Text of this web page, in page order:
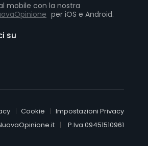
mobile con la nostra
per iOS e Android.
su
Cookie
Impostazioni Privacy
P.Iva 09451510961